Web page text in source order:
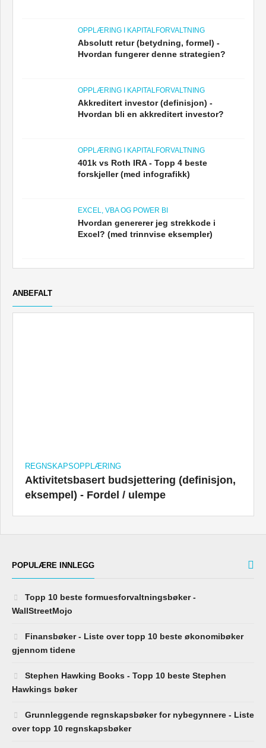
OPPLÆRING I KAPITALFORVALTNING
Absolutt retur (betydning, formel) -
Hvordan fungerer denne strategien?
OPPLÆRING I KAPITALFORVALTNING
Akkreditert investor (definisjon) -
Hvordan bli en akkreditert investor?
OPPLÆRING I KAPITALFORVALTNING
401k vs Roth IRA - Topp 4 beste
forskjeller (med infografikk)
EXCEL, VBA OG POWER BI
Hvordan genererer jeg strekkode i
Excel? (med trinnvise eksempler)
ANBEFALT
REGNSKAPSOPPLÆRING
Aktivitetsbasert budsjettering (definisjon,
eksempel) - Fordel / ulempe
POPULÆRE INNLEGG
Topp 10 beste formuesforvaltningsbøker -
WallStreetMojo
Finansbøker - Liste over topp 10 beste økonomibøker
gjennom tidene
Stephen Hawking Books - Topp 10 beste Stephen
Hawkings bøker
Grunnleggende regnskapsbøker for nybegynnere - Liste
over topp 10 regnskapsbøker